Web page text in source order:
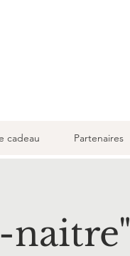
cadeau Partenaires
naitre"